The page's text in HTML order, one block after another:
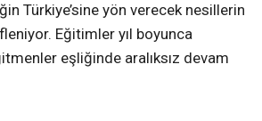
Türkiye’sine yön verecek nesillerin
Eğitimler yıl boyunca
eşliğinde aralıksız devam